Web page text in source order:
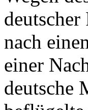
nach
einer
deutsche